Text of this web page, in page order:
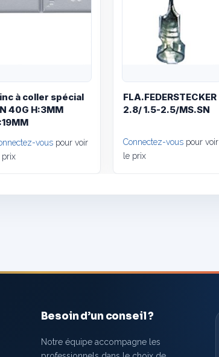
à coller spécial
40G H:3MM
vous pour voir
prix
FLA.FEDERSTECKER
2.8/ 1.5-2.5/MS.SN
Connectez-vous pour voir
le prix
Besoin d’un conseil ?
Notre équipe accompagne les